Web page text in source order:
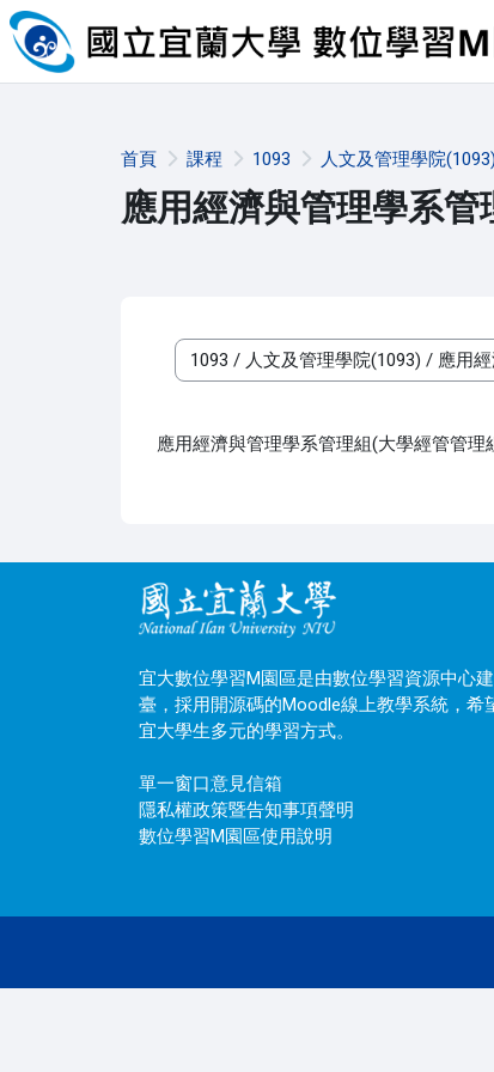
跳至主內容
首頁 課程 1093 人文及管理學院(1093)
應用經濟與管理學系管
課程類別
應用經濟與管理學系管理組(大學經管管理
宜大數位學習M園區是由數位學習資源中心
臺，採用開源碼的Moodle線上教學系統，希
宜大學生多元的學習方式。
單一窗口意見信箱
隱私權政策暨告知事項聲明
數位學習M園區使用說明